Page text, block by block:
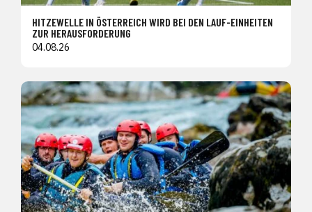
HITZEWELLE IN ÖSTERREICH WIRD BEI DEN LAUF-EINHEITEN
ZUR HERAUSFORDERUNG
04.08.26